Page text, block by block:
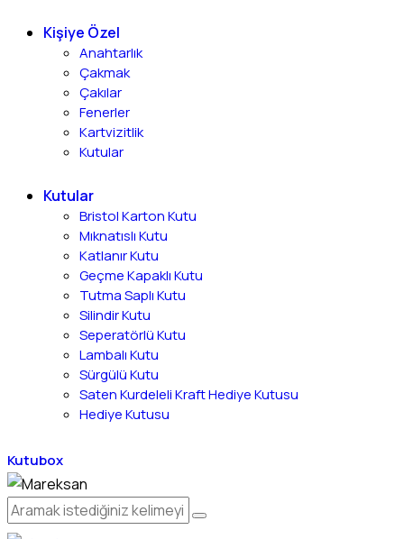
Kişiye Özel
Anahtarlık
Çakmak
Çakılar
Fenerler
Kartvizitlik
Kutular
Kutular
Bristol Karton Kutu
Mıknatıslı Kutu
Katlanır Kutu
Geçme Kapaklı Kutu
Tutma Saplı Kutu
Silindir Kutu
Seperatörlü Kutu
Lambalı Kutu
Sürgülü Kutu
Saten Kurdeleli Kraft Hediye Kutusu
Hediye Kutusu
Kutubox